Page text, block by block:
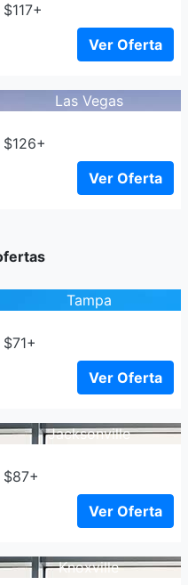
$117+
Ver Oferta
Las Vegas
$126+
Ver Oferta
Tampa
$71+
Ver Oferta
Jacksonville
$87+
Ver Oferta
Knoxville